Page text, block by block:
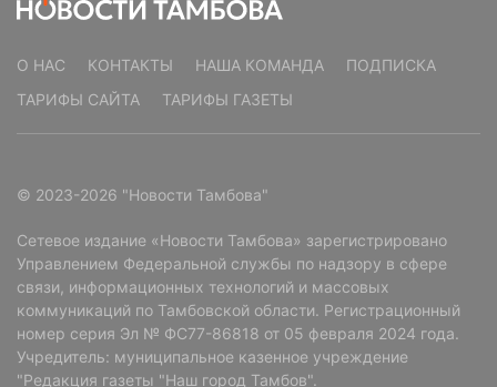
О НАС КОНТАКТЫ НАША КОМАНДА
ПОДПИСКА
ТАРИФЫ САЙТА
ТАРИФЫ ГАЗЕТЫ
© 2023-2026 "Новости Тамбова"
Сетевое издание «Новости Тамбова» зарегистрировано
Управлением Федеральной службы по надзору в сфере
связи, информационных технологий и массовых
коммуникаций по Тамбовской области. Регистрационный
номер серия Эл № ФС77-86818 от 05 февраля 2024 года.
Учредитель: муниципальное казенное учреждение
"Редакция газеты "Наш город Тамбов".